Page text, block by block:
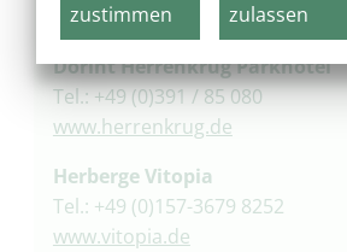
9. Herrenkrugpark Magdeburg
Dorint Herrenkrug Parkhotel
Tel.: +49 (0)391 / 85 080
www.herrenkrug.de
Herberge Vitopia
Tel.: +49 (0)157-3679 8252
www.vitopia.de
zustimmen
zulassen